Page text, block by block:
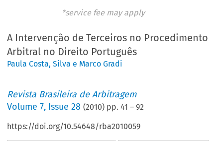
*service fee may apply
A Intervenção de Terceiros no Procedimento
Arbitral no Direito Português
Paula Costa,Silva e Marco Gradi
Revista Brasileira de Arbitragem
Volume7, Issue 28 (2010) pp.41 –92
https://doi.org/10.54648/rba2010059